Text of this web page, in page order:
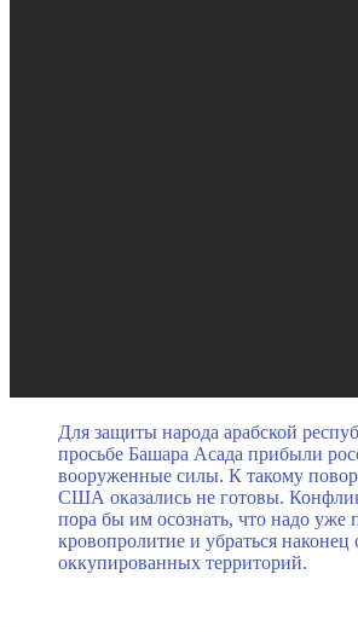
Для защиты народа арабской
просьбе Башара Асада прибыли
вооруженные силы. К такому
США оказались не готовы.
пора бы им осознать, что надо уже
кровопролитие и убраться наконец
оккупированных территорий.